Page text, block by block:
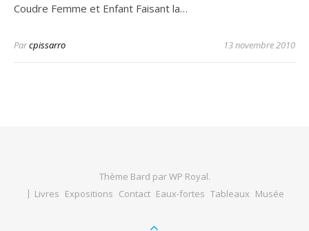
Coudre Femme et Enfant Faisant la…
Parcpissarro 13 novembre 2010
Thème Bard parWP Royal.
Livres Expositions Contact Eaux-fortes Tableaux Musée